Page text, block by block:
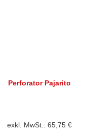
Perforator Pajarito
exkl. MwSt.: 65,75 €